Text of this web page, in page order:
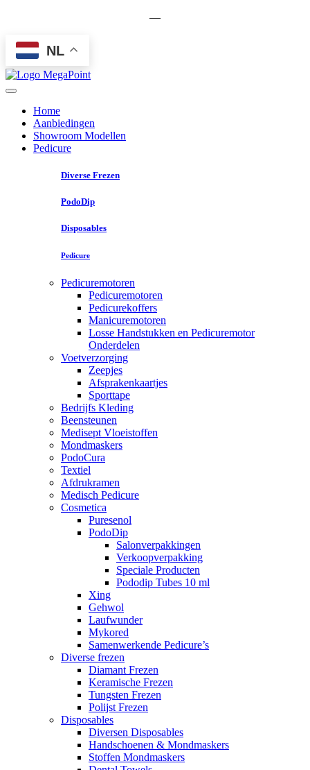
—
NL
Home
Aanbiedingen
Showroom Modellen
Pedicure
Diverse Frezen
PodoDip
Disposables
Pedicure
Pedicuremotoren
Pedicuremotoren
Pedicurekoffers
Manicuremotoren
Losse Handstukken en Pedicuremotor
Onderdelen
Voetverzorging
Zeepjes
Afsprakenkaartjes
Sporttape
Bedrijfs Kleding
Beensteunen
Medisept Vloeistoffen
Mondmaskers
PodoCura
Textiel
Afdrukramen
Medisch Pedicure
Cosmetica
Puresenol
PodoDip
Salonverpakkingen
Verkoopverpakking
Speciale Producten
Pododip Tubes 10 ml
Xing
Gehwol
Laufwunder
Mykored
Samenwerkende Pedicure’s
Diverse frezen
Diamant Frezen
Keramische Frezen
Tungsten Frezen
Polijst Frezen
Disposables
Diversen Disposables
Handschoenen & Mondmaskers
Stoffen Mondmaskers